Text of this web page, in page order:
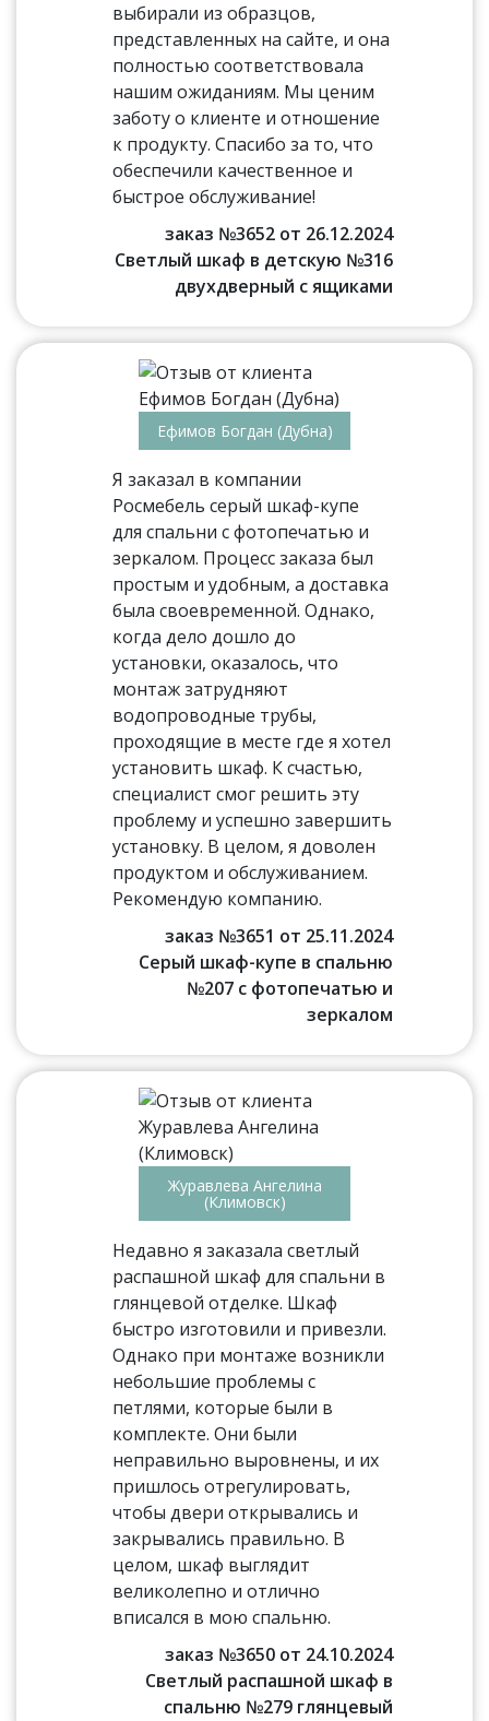
выбирали из образцов,
представленных на сайте, и она
полностью соответствовала
нашим ожиданиям. Мы ценим
заботу о клиенте и отношение
к продукту. Спасибо за то, что
обеспечили качественное и
быстрое обслуживание!
заказ №3652 от 26.12.2024
Светлый шкаф в детскую №316
двухдверный с ящиками
Ефимов Богдан (Дубна)
Я заказал в компании
Росмебель серый шкаф-купе
для спальни с фотопечатью и
зеркалом. Процесс заказа был
простым и удобным, а доставка
была своевременной. Однако,
когда дело дошло до
установки, оказалось, что
монтаж затрудняют
водопроводные трубы,
проходящие в месте где я хотел
установить шкаф. К счастью,
специалист смог решить эту
проблему и успешно завершить
установку. В целом, я доволен
продуктом и обслуживанием.
Рекомендую компанию.
заказ №3651 от 25.11.2024
Серый шкаф-купе в спальню
№207 с фотопечатью и
зеркалом
Журавлева Ангелина
(Климовск)
Недавно я заказала светлый
распашной шкаф для спальни в
глянцевой отделке. Шкаф
быстро изготовили и привезли.
Однако при монтаже возникли
небольшие проблемы с
петлями, которые были в
комплекте. Они были
неправильно выровнены, и их
пришлось отрегулировать,
чтобы двери открывались и
закрывались правильно. В
целом, шкаф выглядит
великолепно и отлично
вписался в мою спальню.
заказ №3650 от 24.10.2024
Светлый распашной шкаф в
спальню №279 глянцевый